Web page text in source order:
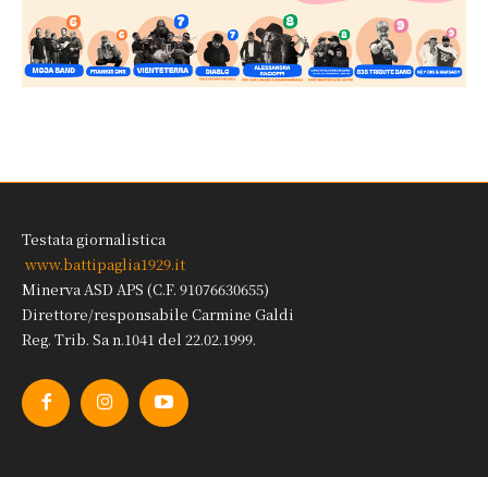
Testata giornalistica
www.battipaglia1929.it
Minerva ASD APS (C.F. 91076630655)
Direttore/responsabile Carmine Galdi
Reg. Trib. Sa n.1041 del 22.02.1999.